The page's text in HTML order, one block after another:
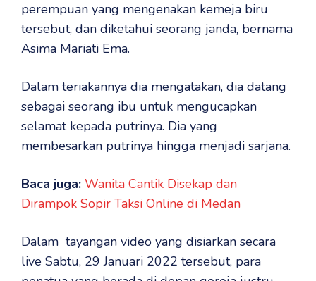
perempuan yang mengenakan kemeja biru
tersebut, dan diketahui seorang janda, bernama
Asima Mariati Ema.
Dalam teriakannya dia mengatakan, dia datang
sebagai seorang ibu untuk mengucapkan
selamat kepada putrinya. Dia yang
membesarkan putrinya hingga menjadi sarjana.
Baca juga: Wanita Cantik Disekap dan
Dirampok Sopir Taksi Online di Medan
Dalam tayangan video yang disiarkan secara
live Sabtu, 29 Januari 2022 tersebut, para